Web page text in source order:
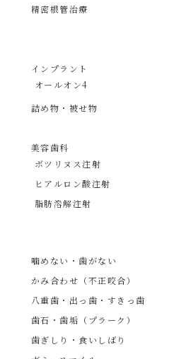
精密根管治療
インプラント
オールオン4
詰め物・被せ物
美容歯科
ボツリヌス注射
ヒアルロン酸注射
脂肪溶解注射
噛めない・歯がない
かみ合わせ（不正咬合）
八重歯・出っ歯・すきっ歯
歯石・歯垢（プラーク）
歯ぎしり・食いしばり